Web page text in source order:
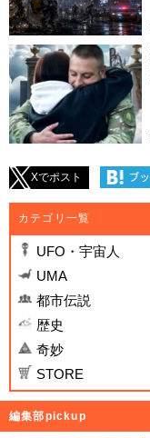
Xでポスト
カテゴリ一覧
UFO・宇宙人
UMA
都市伝説
歴史
奇妙
STORE
編集部pickup